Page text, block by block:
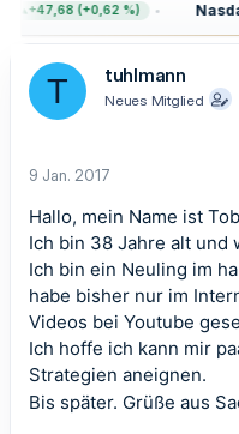
r
a
m
+47,68 (+0,62 %)
T tuhlmann
Neues Mitglied
9 Jan. 2017
Hallo, mein Name ist
Ich bin 38 Jahre alt und
Ich bin ein Neuling im
habe bisher nur im
Videos bei Youtube
Ich hoffe ich kann mir
Strategien aneignen.
Bis später. Grüße aus